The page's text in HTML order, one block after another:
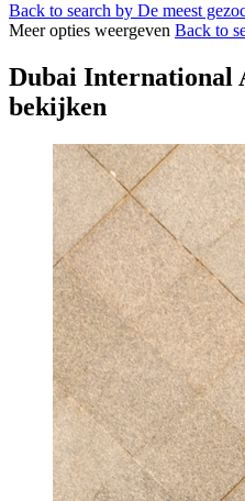
Back to search by De meest
Meer opties weergeven Back to
Dubai International
bekijken